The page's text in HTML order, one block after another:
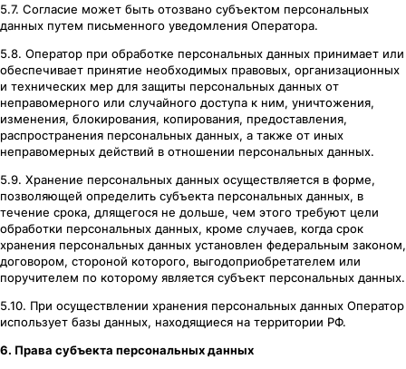
5.7. Согласие может быть отозвано субъектом персональных
данных путем письменного уведомления Оператора.
5.8. Оператор при обработке персональных данных принимает или
обеспечивает принятие необходимых правовых, организационных
и технических мер для защиты персональных данных от
неправомерного или случайного доступа к ним, уничтожения,
изменения, блокирования, копирования, предоставления,
распространения персональных данных, а также от иных
неправомерных действий в отношении персональных данных.
5.9. Хранение персональных данных осуществляется в форме,
позволяющей определить субъекта персональных данных, в
течение срока, длящегося не дольше, чем этого требуют цели
обработки персональных данных, кроме случаев, когда срок
хранения персональных данных установлен федеральным законом,
договором, стороной которого, выгодоприобретателем или
поручителем по которому является субъект персональных данных.
5.10. При осуществлении хранения персональных данных Оператор
использует базы данных, находящиеся на территории РФ.
6. Права субъекта персональных данных